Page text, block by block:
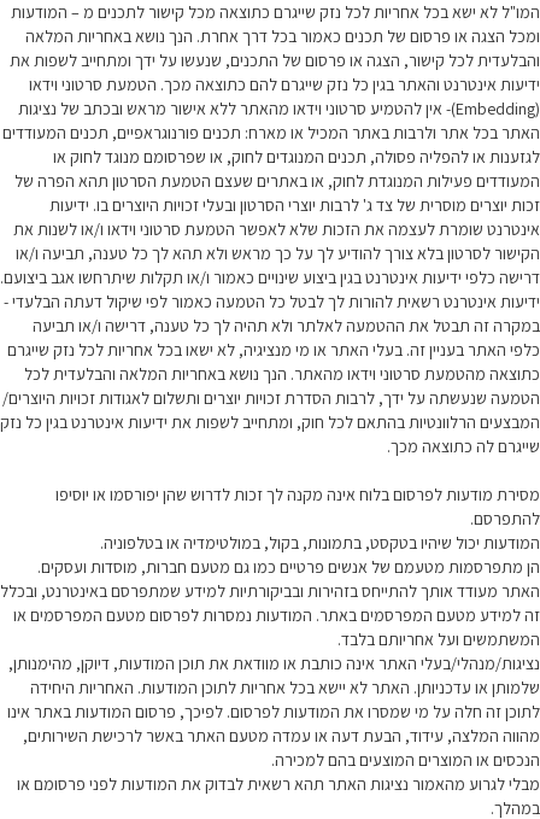
המו"ל לא ישא בכל אחריות לכל נזק שייגרם כתוצאה מכל קישור לתכנים מ – המודעות
ומכל הצגה או פרסום של תכנים כאמור בכל דרך אחרת. הנך נושא באחריות המלאה
והבלעדית לכל קישור, הצגה או פרסום של התכנים, שנעשו על ידך ומתחייב לשפות את
ידיעות אינטרנט והאתר בגין כל נזק שייגרם להם כתוצאה מכך. הטמעת סרטוני וידאו
(Embedding)- אין להטמיע סרטוני וידאו מהאתר ללא אישור מראש ובכתב של נציגות
האתר בכל אתר ולרבות באתר המכיל או מארח: תכנים פורנוגראפיים, תכנים המעודדים
לגזענות או להפליה פסולה, תכנים המנוגדים לחוק, או שפרסומם מנוגד לחוק או
המעודדים פעילות המנוגדת לחוק, או באתרים שעצם הטמעת הסרטון תהא הפרה של
זכות יוצרים מוסרית של צד ג' לרבות יוצרי הסרטון ובעלי זכויות היוצרים בו. ידיעות
אינטרנט שומרת לעצמה את הזכות שלא לאפשר הטמעת סרטוני וידאו ו/או לשנות את
הקישור לסרטון בלא צורך להודיע לך על כך מראש ולא תהא לך כל טענה, תביעה ו/או
דרישה כלפי ידיעות אינטרנט בגין ביצוע שינויים כאמור ו/או תקלות שיתרחשו אגב ביצועם.
ידיעות אינטרנט רשאית להורות לך לבטל כל הטמעה כאמור לפי שיקול דעתה הבלעדי -
במקרה זה תבטל את ההטמעה לאלתר ולא תהיה לך כל טענה, דרישה ו/או תביעה
כלפי האתר בעניין זה. בעלי האתר או מי מנציגיה, לא ישאו בכל אחריות לכל נזק שייגרם
כתוצאה מהטמעת סרטוני וידאו מהאתר. הנך נושא באחריות המלאה והבלעדית לכל
הטמעה שנעשתה על ידך, לרבות הסדרת זכויות יוצרים ותשלום לאגודות זכויות היוצרים/
המבצעים הרלוונטיות בהתאם לכל חוק, ומתחייב לשפות את ידיעות אינטרנט בגין כל נזק
שייגרם לה כתוצאה מכך.
מסירת מודעות לפרסום בלוח אינה מקנה לך זכות לדרוש שהן יפורסמו או יוסיפו
להתפרסם.
המודעות יכול שיהיו בטקסט, בתמונות, בקול, במולטימדיה או בטלפוניה.
הן מתפרסמות מטעמם של אנשים פרטיים כמו גם מטעם חברות, מוסדות ועסקים.
האתר מעודד אותך להתייחס בזהירות ובביקורתיות למידע שמתפרסם באינטרנט, ובכלל
זה למידע מטעם המפרסמים באתר. המודעות נמסרות לפרסום מטעם המפרסמים או
המשתמשים ועל אחריותם בלבד.
נציגות/מנהלי/בעלי האתר אינה כותבת או מוודאת את תוכן המודעות, דיוקן, מהימנותן,
שלמותן או עדכניותן. האתר לא יישא בכל אחריות לתוכן המודעות. האחריות היחידה
לתוכן זה חלה על מי שמסרו את המודעות לפרסום. לפיכך, פרסום המודעות באתר אינו
מהווה המלצה, עידוד, הבעת דעה או עמדה מטעם האתר באשר לרכישת השירותים,
הנכסים או המוצרים המוצעים בהם למכירה.
מבלי לגרוע מהאמור נציגות האתר תהא רשאית לבדוק את המודעות לפני פרסומם או
במהלך.